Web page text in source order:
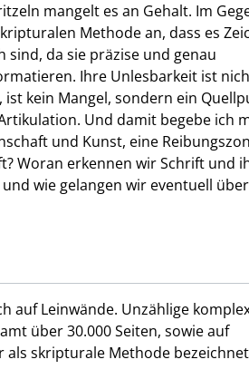
mangelt es an Gehalt. Im
Methode an, dass es
sind, da sie präzise und genau
Ihre Unlesbarkeit ist
kein Mangel, sondern ein
Und damit begebe ich
und Kunst, eine
Woran erkennen wir Schrift und
wie gelangen wir eventuell
auf Leinwände. Unzählige
über 30.000 Seiten, sowie auf
als skripturale Methode